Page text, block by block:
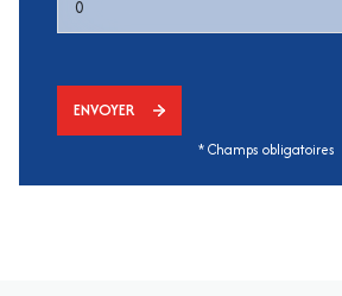
ENVOYER
* Champs obligatoires